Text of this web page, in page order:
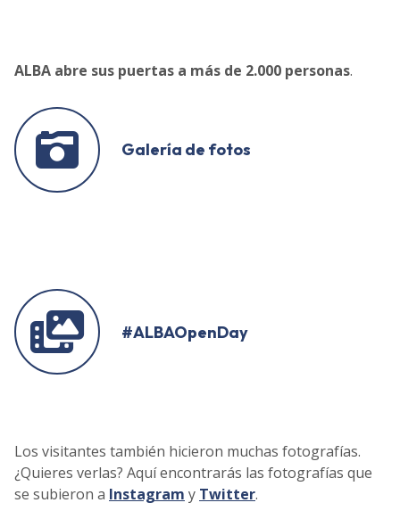
ALBA abre sus puertas a más de 2.000 personas.
Galería de fotos
#ALBAOpenDay
Los visitantes también hicieron muchas fotografías.
¿Quieres verlas? Aquí encontrarás las fotografías que
se subieron a Instagram y Twitter.